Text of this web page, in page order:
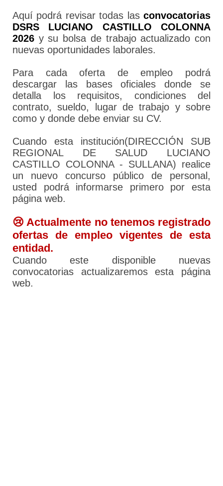
Aquí podrá revisar todas las convocatorias
DSRS LUCIANO CASTILLO COLONNA
2026 y su bolsa de trabajo actualizado con
nuevas oportunidades laborales.
Para cada oferta de empleo podrá
descargar las bases oficiales donde se
detalla los requisitos, condiciones del
contrato, sueldo, lugar de trabajo y sobre
como y donde debe enviar su CV.
Cuando esta institución(DIRECCIÓN SUB
REGIONAL DE SALUD LUCIANO
CASTILLO COLONNA - SULLANA) realice
un nuevo concurso público de personal,
usted podrá informarse primero por esta
página web.
😢 Actualmente no tenemos registrado
ofertas de empleo vigentes de esta
entidad.
Cuando este disponible nuevas
convocatorias actualizaremos esta página
web.